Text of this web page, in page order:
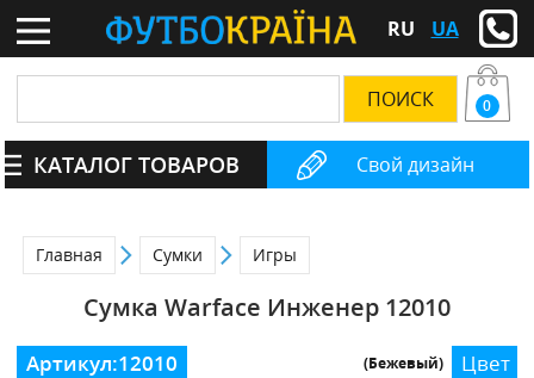
RU UA
Свой дизайн
0
КАТАЛОГ ТОВАРОВ
Главная Сумки Игры
Сумка Warface Инженер 12010
Цвет
(Бежевый)
Артикул:12010